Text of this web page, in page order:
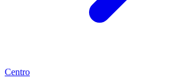
Centro